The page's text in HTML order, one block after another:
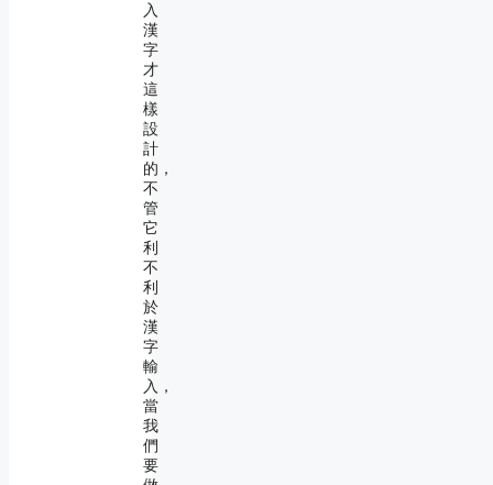
入
漢
字
才
這
樣
設
計
的，
不
管
它
利
不
利
於
漢
字
輸
入，
當
我
們
要